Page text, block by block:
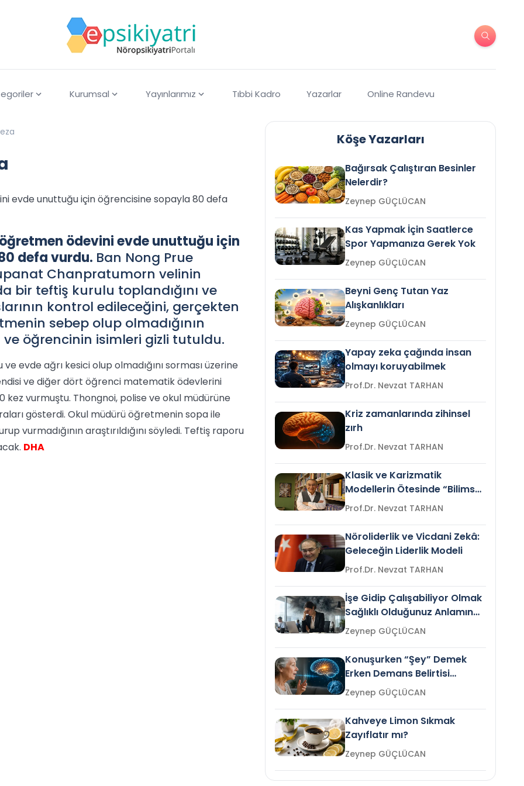
Kurumsal Yayınlarımız Tıbbi Kadro Yazarlar Online Randevu
evde unuttuğu için öğrencisine sopayla 80 defa
ödevini evde unuttuğu için
defa vurdu. Ban Nong Prue
Chanpratumorn velinin
bir teftiş kurulu toplandığını ve
kontrol edileceğini, gerçekten
sebep olup olmadığının
ve öğrencinin isimleri gizli tutuldu.
evde ağrı kesici olup olmadığını sorması üzerine
ve diğer dört öğrenci matematik ödevlerini
vurmuştu. Thongnoi, polise ve okul müdürüne
gösterdi. Okul müdürü öğretmenin sopa ile
vurmadığının araştırıldığını söyledi. Teftiş raporu
DHA
Köşe Yazarları
Bağırsak Çalıştıran Besinler
Nelerdir?
Zeynep GÜÇLÜCAN
Kas Yapmak İçin Saatlerce
Spor Yapmanıza Gerek Yok
Zeynep GÜÇLÜCAN
Beyni Genç Tutan Yaz
Alışkanlıkları
Zeynep GÜÇLÜCAN
Yapay zeka çağında insan
olmayı koruyabilmek
Prof.Dr. Nevzat TARHAN
Kriz zamanlarında zihinsel
zırh
Prof.Dr. Nevzat TARHAN
Klasik ve Karizmatik
Modellerin Ötesinde “Bilimsel
Liderlik”
Prof.Dr. Nevzat TARHAN
Nöroliderlik ve Vicdani Zekâ:
Geleceğin Liderlik Modeli
Prof.Dr. Nevzat TARHAN
İşe Gidip Çalışabiliyor Olmak
Sağlıklı Olduğunuz Anlamına
Gelir mi?Zeynep GÜÇLÜCAN
Konuşurken “Şey” Demek
Erken Demans Belirtisi
Olabilir mi?Zeynep GÜÇLÜCAN
Kahveye Limon Sıkmak
Zayıflatır mı?
Zeynep GÜÇLÜCAN